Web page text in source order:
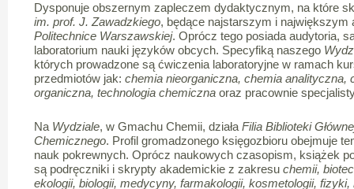
Dysponuje obszernym zapleczem dydaktycznym, na które
im. prof. J. Zawadzkiego, będące najstarszym i największym
Politechnice Warszawskiej. Oprócz tego posiada audytoria,
laboratorium nauki języków obcych. Specyfiką naszego
których prowadzone są ćwiczenia laboratoryjne w ramach
przedmiotów jak: chemia nieorganiczna, chemia analityczna,
organiczna, technologia chemicznaoraz pracownie
Na Wydziale, w Gmachu Chemii, działa Filia Biblioteki
Chemicznego. Profil gromadzonego księgozbioru obejmuje
nauk pokrewnych. Oprócz naukowych czasopism, książek
są podręczniki i skrypty akademickie z zakresu chemii,
ekologii, biologii, medycyny, farmakologii, kosmetologii,